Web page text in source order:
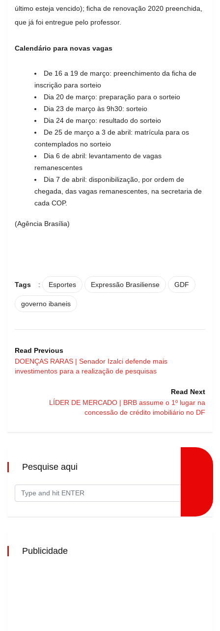
último esteja vencido); ficha de renovação 2020 preenchida,
que já foi entregue pelo professor.
Calendário para novas vagas
De 16 a 19 de março: preenchimento da ficha de
inscrição para sorteio
Dia 20 de março: preparação para o sorteio
Dia 23 de março às 9h30: sorteio
Dia 24 de março: resultado do sorteio
De 25 de março a 3 de abril: matrícula para os
contemplados no sorteio
Dia 6 de abril: levantamento de vagas
remanescentes
Dia 7 de abril: disponibilização, por ordem de
chegada, das vagas remanescentes, na secretaria de
cada COP.
(Agência Brasília)
Tags : Esportes Expressão Brasiliense GDF
governo ibaneis
Read Previous
DOENÇAS RARAS | Senador Izalci defende mais
investimentos para a realização de pesquisas
Read Next
LÍDER DE MERCADO | BRB assume o 1º lugar na
concessão de crédito imobiliário no DF
Pesquise aqui
Publicidade